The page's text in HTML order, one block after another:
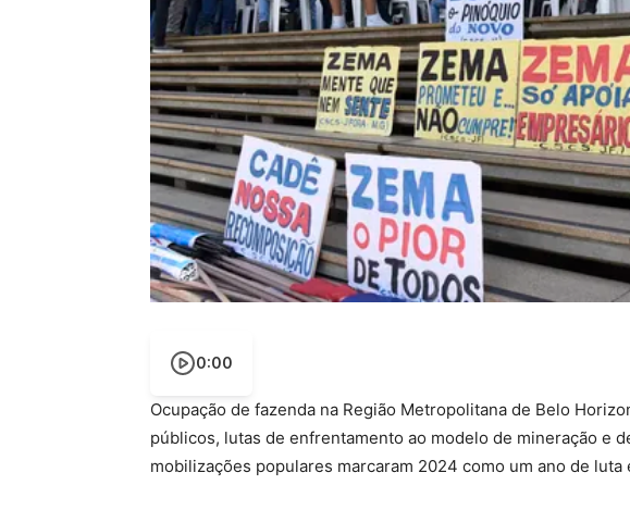
0:00
Ocupação de fazenda na Região Metropolitana de Belo
públicos, lutas de enfrentamento ao modelo de mineração e
mobilizações populares marcaram 2024 como um ano de luta